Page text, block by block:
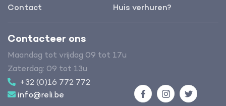
Contact Huis verhuren?
Contacteer ons
Maandag tot vrijdag 09 tot 17u
Zaterdag: 09 tot 13u
+32 (0)16 772 772
info@reli.be
FacebookInstagramTwitter